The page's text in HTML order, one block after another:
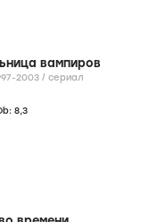
вампиров
2003 / сериал
8,3